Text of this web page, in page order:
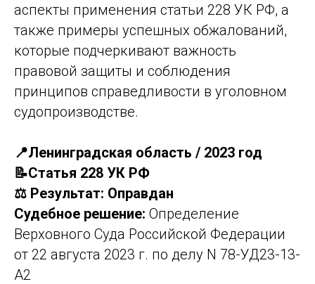
аспекты применения статьи 228 УК РФ, а
также примеры успешных обжалований,
которые подчеркивают важность
правовой защиты и соблюдения
принципов справедливости в уголовном
судопроизводстве.
📍Ленинградская область / 2023 год
📝Статья 228 УК РФ
⚖️ Результат: Оправдан
Судебное решение: Определение
Верховного Суда Российской Федерации
от 22 августа 2023 г. по делу N 78-УД23-13-
А2